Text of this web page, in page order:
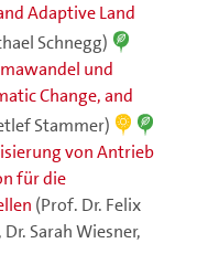
Adaptive Land
Schnegg)
und
Change, and
Stammer)
von Antrieb
für die
(Prof. Dr. Felix
Sarah Wiesner,